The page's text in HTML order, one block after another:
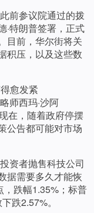
前参议院通过的拨
·特朗普签署，正式
目前，华尔街将关
积压，以及这些数
愈发紧
师西玛·沙阿
在，随着政府停摆
公告都可能对市场
资者抛售科技公司
据需要多久才能恢
跌幅1.35%；标普
跌2.57%。